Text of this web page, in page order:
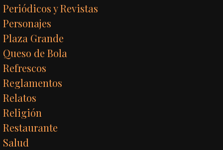
Periódicos y Revistas
Personajes
Plaza Grande
Queso de Bola
Refrescos
Reglamentos
Relatos
Religión
Restaurante
Salud